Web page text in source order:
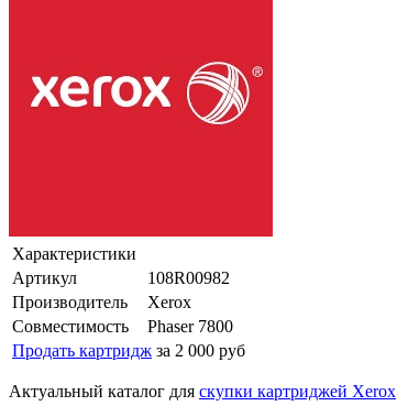
Характеристики
Артикул
108R00982
Производитель
Xerox
Совместимость
Phaser 7800
Продать картридж за 2 000 руб
Актуальный каталог для скупки картриджей Xerox